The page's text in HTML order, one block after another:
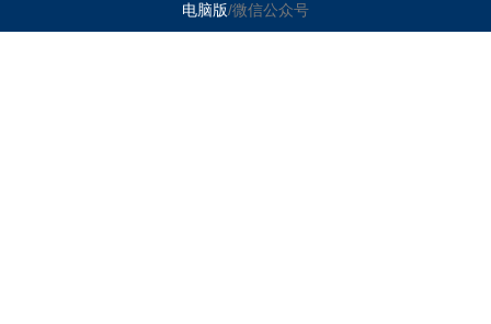
电脑版/微信公众号